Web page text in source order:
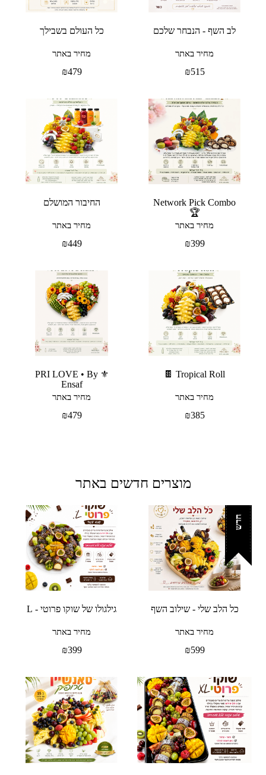
לב השף - הנבחר שלכם
מחיר באתר
₪515
כל העולם בשבילך
מחיר באתר
₪479
Network Pick Combo
🏆
מחיר באתר
₪399
החיבור המושלם
מחיר באתר
₪449
Tropical Roll 🍫
מחיר באתר
₪385
​⚜️ PRI LOVE • By
Ensaf
מחיר באתר
₪479
מוצרים חדשים באתר
חדש
כל הלב שלי - שילוב השף
מחיר באתר
₪599
גילגולו של שוקו פרוטי - L
מחיר באתר
₪399